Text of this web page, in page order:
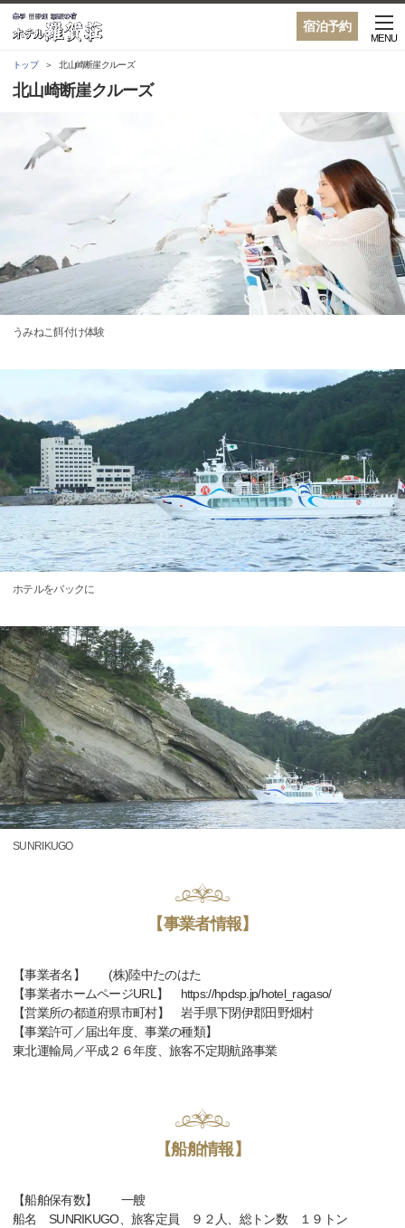
宿泊予約
MENU
トップ 北山崎断崖クルーズ
北山崎断崖クルーズ
うみねこ餌付け体験
ホテルをバックに
SUNRIKUGO
【事業者情報】
【事業者名】 (株)陸中たのはた
【事業者ホームページURL】 https://hpdsp.jp/hotel_ragaso/
【営業所の都道府県市町村】 岩手県下閉伊郡田野畑村
【事業許可／届出年度、事業の種類】
東北運輸局／平成２６年度、旅客不定期航路事業
【船舶情報】
【船舶保有数】 一艘
船名 SUNRIKUGO、旅客定員 ９２人、総トン数 １９トン